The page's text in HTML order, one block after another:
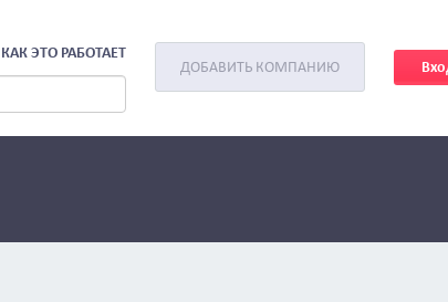
КАК ЭТО РАБОТАЕТ
ДОБАВИТЬ КОМПАНИЮ